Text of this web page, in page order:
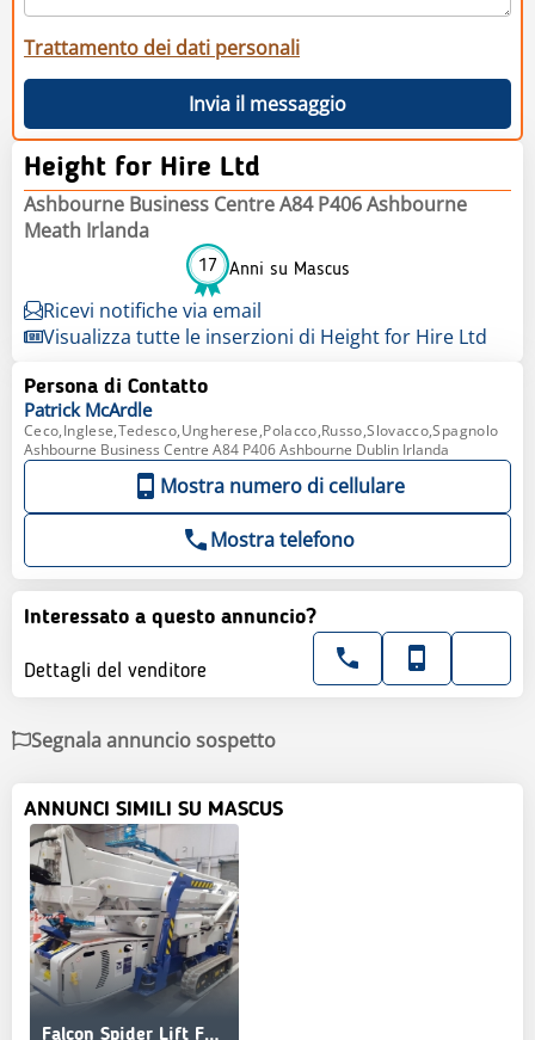
Trattamento dei dati personali
Invia il messaggio
Height for Hire Ltd
Ashbourne Business Centre A84 P406 Ashbourne
Meath Irlanda
17 Anni su Mascus
Ricevi notifiche via email
Visualizza tutte le inserzioni di Height for Hire Ltd
Persona di Contatto
Patrick McArdle
Ceco,Inglese,Tedesco,Ungherese,Polacco,Russo,Slovacco,Spagnolo
Ashbourne Business Centre A84 P406 Ashbourne Dublin Irlanda
Mostra numero di cellulare
Mostra telefono
Interessato a questo annuncio?
Dettagli del venditore
Segnala annuncio sospetto
ANNUNCI SIMILI SU MASCUS
Falcon Spider Lift FS 330 Z Vario